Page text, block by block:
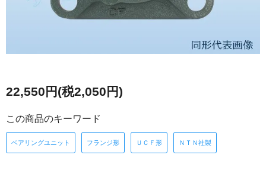
22,550円(税2,050円)
この商品のキーワード
ベアリングユニット フランジ形 ＵＣＦ形 ＮＴＮ社製